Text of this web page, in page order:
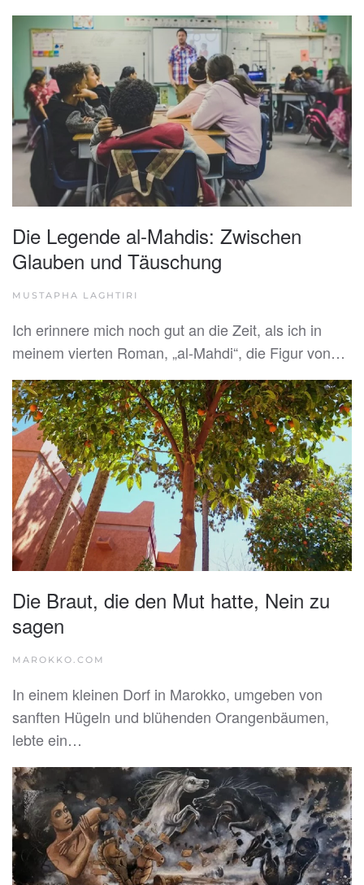
Die Legende al-Mahdis: Zwischen
Glauben und Täuschung
MUSTAPHA LAGHTIRI
Ich erinnere mich noch gut an die Zeit, als ich in
meinem vierten Roman, „al-Mahdi“, die Figur von…
Die Braut, die den Mut hatte, Nein zu
sagen
MAROKKO.COM
In einem kleinen Dorf in Marokko, umgeben von
sanften Hügeln und blühenden Orangenbäumen,
lebte ein…